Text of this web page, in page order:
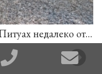
Уникальный участок в Герцлии Питуах недалеко от моря